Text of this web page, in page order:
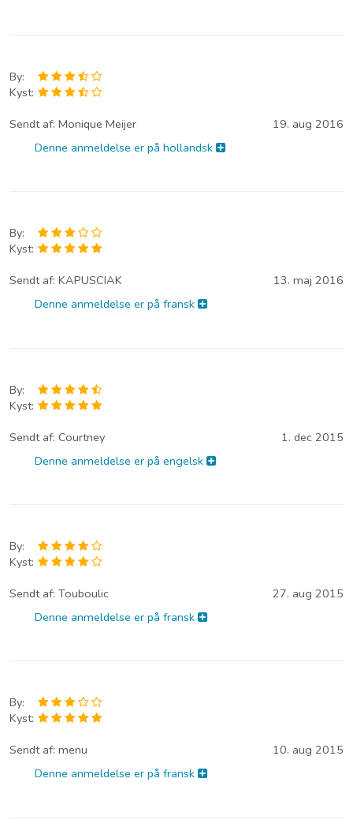
By:
Kyst:
Sendt af: Monique Meijer
19. aug 2016
Denne anmeldelse er på hollandsk
By:
Kyst:
Sendt af: KAPUSCIAK
13. maj 2016
Denne anmeldelse er på fransk
By:
Kyst:
Sendt af: Courtney
1. dec 2015
Denne anmeldelse er på engelsk
By:
Kyst:
Sendt af: Touboulic
27. aug 2015
Denne anmeldelse er på fransk
By:
Kyst:
Sendt af: menu
10. aug 2015
Denne anmeldelse er på fransk